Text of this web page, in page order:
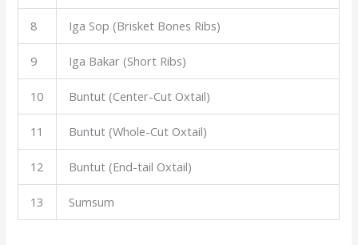
8 Iga Sop (Brisket Bones Ribs)
9 Iga Bakar (Short Ribs)
10 Buntut (Center-Cut Oxtail)
11 Buntut (Whole-Cut Oxtail)
12 Buntut (End-tail Oxtail)
13 Sumsum